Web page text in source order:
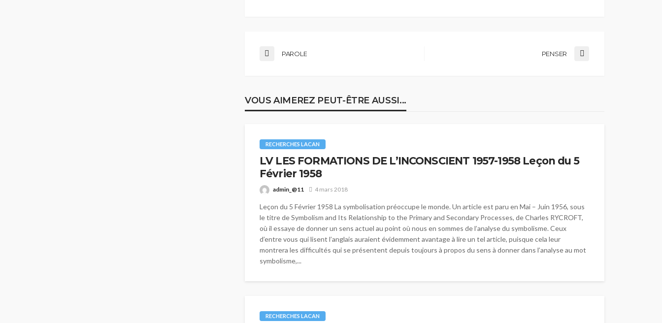
PAROLE PENSER
VOUS AIMEREZ PEUT-ÊTRE AUSSI...
RECHERCHES LACAN
LV LES FORMATIONS DE L’INCONSCIENT 1957-1958 Leçon du 5
Février 1958
admin_@11 4 mars 2018
Leçon du 5 Février 1958 La symbolisation préoccupe le monde. Un article est paru en Mai – Juin 1956, sous
le titre de Symbolism and Its Relationship to the Primary and Secondary Processes, de Charles RYCROFT,
où il essaye de donner un sens actuel au point où nous en sommes de l’analyse du symbolisme. Ceux
d’entre vous qui lisent l’anglais auraient évidemment avantage à lire un tel article, puisque cela leur
montrera les difficultés qui se présentent depuis toujours à propos du sens à donner dans l’analyse au mot
symbolisme,...
RECHERCHES LACAN